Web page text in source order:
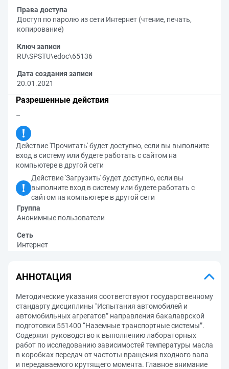
Права доступа
Доступ по паролю из сети Интернет (чтение, печать,
копирование)
Ключ записи
RU\SPSTU\edoc\65136
Дата создания записи
20.01.2021
Разрешенные действия
–
Действие 'Прочитать' будет доступно, если вы выполните
вход в систему или будете работать с сайтом на
компьютере в другой сети
Действие 'Загрузить' будет доступно, если вы
выполните вход в систему или будете работать с
сайтом на компьютере в другой сети
Группа
Анонимные пользователи
Сеть
Интернет
АННОТАЦИЯ
Методические указания соответствуют государственному
стандарту дисциплины "Испытания автомобилей и
автомобильных агрегатов” направления бакалаврской
подготовки 551400 ‘‘Наземные транспортные системы”.
Содержит руководство к выполнению лабораторных
работ по исследованию зависимостей температуры масла
в коробках передач от частоты вращения входного вала
и передаваемого крутящего момента. Главное внимание